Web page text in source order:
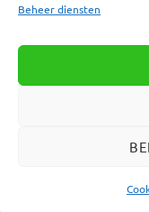
Beheer diensten